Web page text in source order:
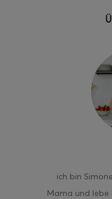
ich bin
Mama und lebe